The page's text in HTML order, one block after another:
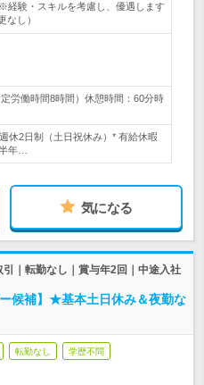
経験・スキルを考慮し、優遇します
なし）
労働時間8時間）休憩時間：60分時
休2日制（土日祝休み）* 有給休暇
年…
気になる
｜転勤なし｜賞与年2回｜中途入社
候補】★基本土日休み＆夜勤な
転勤なし 学歴不問